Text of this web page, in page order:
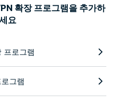
확장 프로그램을 추가하
요
프로그램
그램